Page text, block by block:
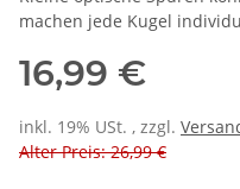
machen jede Kugel
16,99 €
inkl. 19% USt. , zzgl.
Alter Preis: 26,99 €